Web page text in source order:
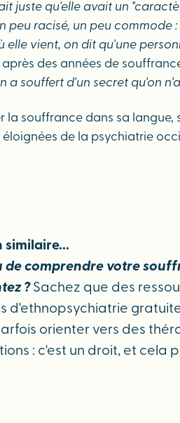
juste qu'elle avait un
peu racisé, un peu commode
vient, on dit qu'une
après des années de
a souffert d'un secret qu'on
souffrance dans sa langue,
de la psychiatrie
similaire...
comprendre votre
? Sachez que des
gratuites
orienter vers des
: c'est un droit, et cela